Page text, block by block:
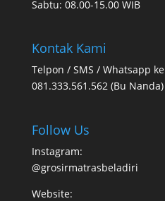
Sabtu: 08.00-15.00 WIB
Kontak Kami
Telpon / SMS / Whatsapp ke
081.333.561.562 (Bu Nanda)
Follow Us
Instagram:
@grosirmatrasbeladiri
Website: